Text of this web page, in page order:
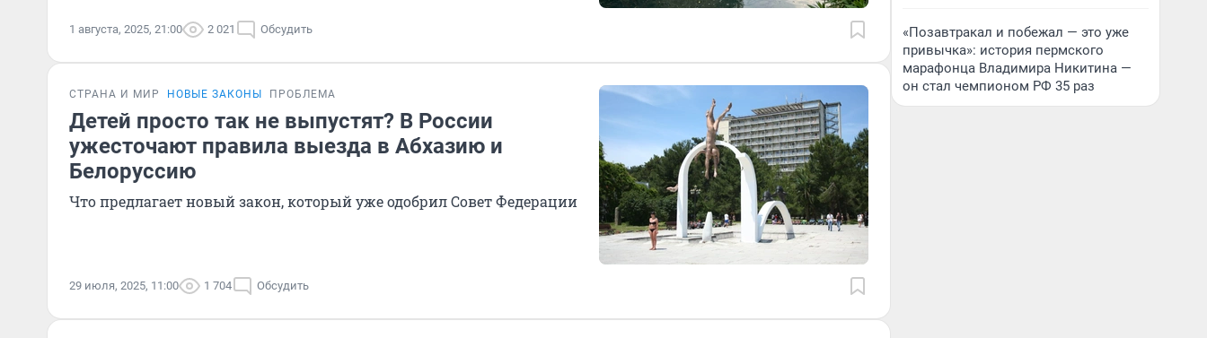
1 августа, 2025, 21:00 2 021 Обсудить
СТРАНА И МИР НОВЫЕ ЗАКОНЫ ПРОБЛЕМА
Детей просто так не выпустят? В России
ужесточают правила выезда в Абхазию и
Белоруссию
Что предлагает новый закон, который уже одобрил Совет Федерации
29 июля, 2025, 11:00 1 704 Обсудить
«Позавтракал и побежал — это уже
привычка»: история пермского
марафонца Владимира Никитина —
он стал чемпионом РФ 35 раз